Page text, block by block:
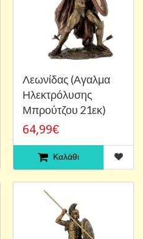
Λεωνίδας (Αγαλμα
Ηλεκτρόλυσης
Μπρούτζου 21εκ)
64,99€
Καλάθι